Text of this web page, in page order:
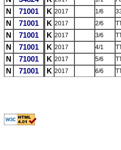
N 71001 K 2017 1/6
N 71001 K 2017 2/6
N 71001 K 2017 3/6
N 71001 K 2017 4/1
N 71001 K 2017 5/6
N 71001 K 2017 6/6